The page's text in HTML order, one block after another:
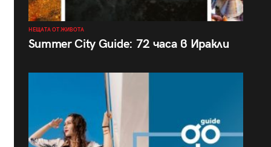
НЕЩАТА ОТ ЖИВОТА
Summer City Guide: 72 часа в Иракли